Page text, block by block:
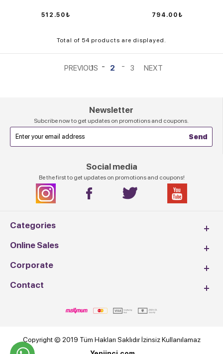
512.50₺ 794.00₺
Total of 54 products are displayed.
1 2 3
Newsletter
Subcribe now to get updates on promotions and coupons.
Social media
Be the first to get updates on promotions and coupons!
Categories
Online Sales
Corporate
Contact
Copyright © 2019 Tüm Hakları Saklıdır İzinsiz Kullanılamaz